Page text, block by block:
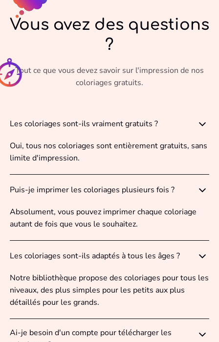
Vous avez des questions
?
Tout ce que vous devez savoir sur l'impression de nos
coloriages gratuits.
Les coloriages sont-ils vraiment gratuits ?
Oui, tous nos coloriages sont entièrement gratuits, sans
limite d'impression.
Puis-je imprimer les coloriages plusieurs fois ?
Absolument, vous pouvez imprimer chaque coloriage
autant de fois que vous le souhaitez.
Les coloriages sont-ils adaptés à tous les âges ?
Notre bibliothèque propose des coloriages pour tous les
niveaux, des plus simples pour les petits aux plus
détaillés pour les grands.
Ai-je besoin d'un compte pour télécharger les